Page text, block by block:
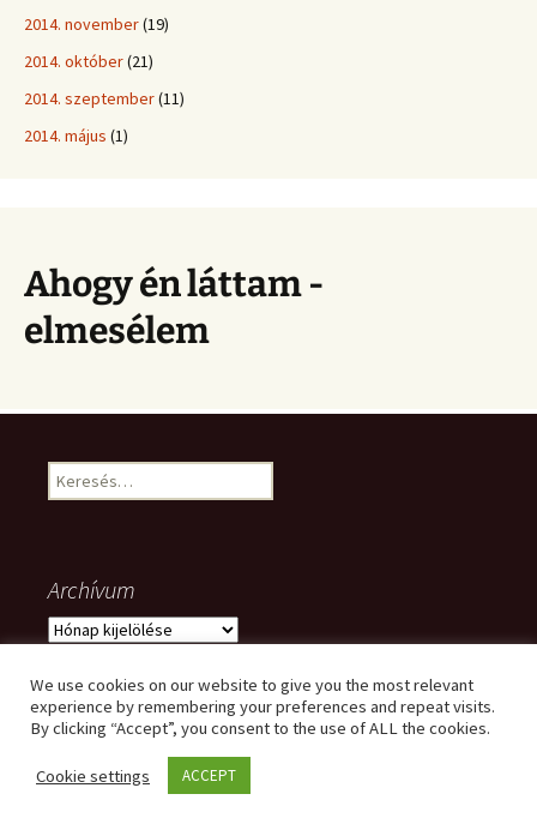
2014. november(19)
2014. október(21)
2014. szeptember(11)
2014. május (1)
Ahogy én láttam -
elmesélem
Keresés:
Archívum
Archívum
Meta
Bejelentkezés
We use cookies on our website to give you the most relevant
experience by remembering your preferences and repeat visits.
By clicking “Accept”, you consent to the use of ALL the cookies.
Cookie settings ACCEPT